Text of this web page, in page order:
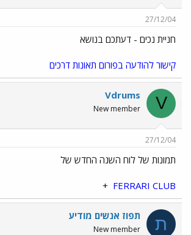
ש
א
27/12/04
חניית נכים - דעתכם בנושא
קישור להודעה בפורום תאונות דרכים
V
Vdrums
New member
27/12/04
תמונות של לוח השנה החדש של
FERRARI CLUB
+
ת תפוז אנשים מודיע
New member